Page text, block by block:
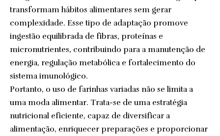
transformam hábitos alimentares sem gerar
complexidade. Esse tipo de adaptação promove
ingestão equilibrada de fibras, proteínas e
micronutrientes, contribuindo para a manutenção de
energia, regulação metabólica e fortalecimento do
sistema imunológico.
Portanto, o uso de farinhas variadas não se limita a
uma moda alimentar. Trata-se de uma estratégia
nutricional eficiente, capaz de diversificar a
alimentação, enriquecer preparações e proporcionar